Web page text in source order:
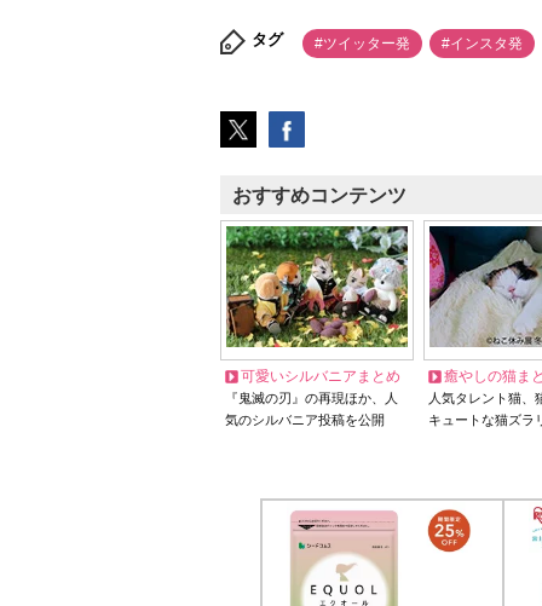
タグ #ツイッター発 #インスタ発
おすすめコンテンツ
可愛いシルバニアまとめ
『鬼滅の刃』の再現ほか、人
気のシルバニア投稿を公開
癒やしの猫ま
人気タレント猫
キュートな猫ズラ